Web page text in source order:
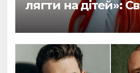
лягти на дітей»:
Тарабарова хоче
заповіт